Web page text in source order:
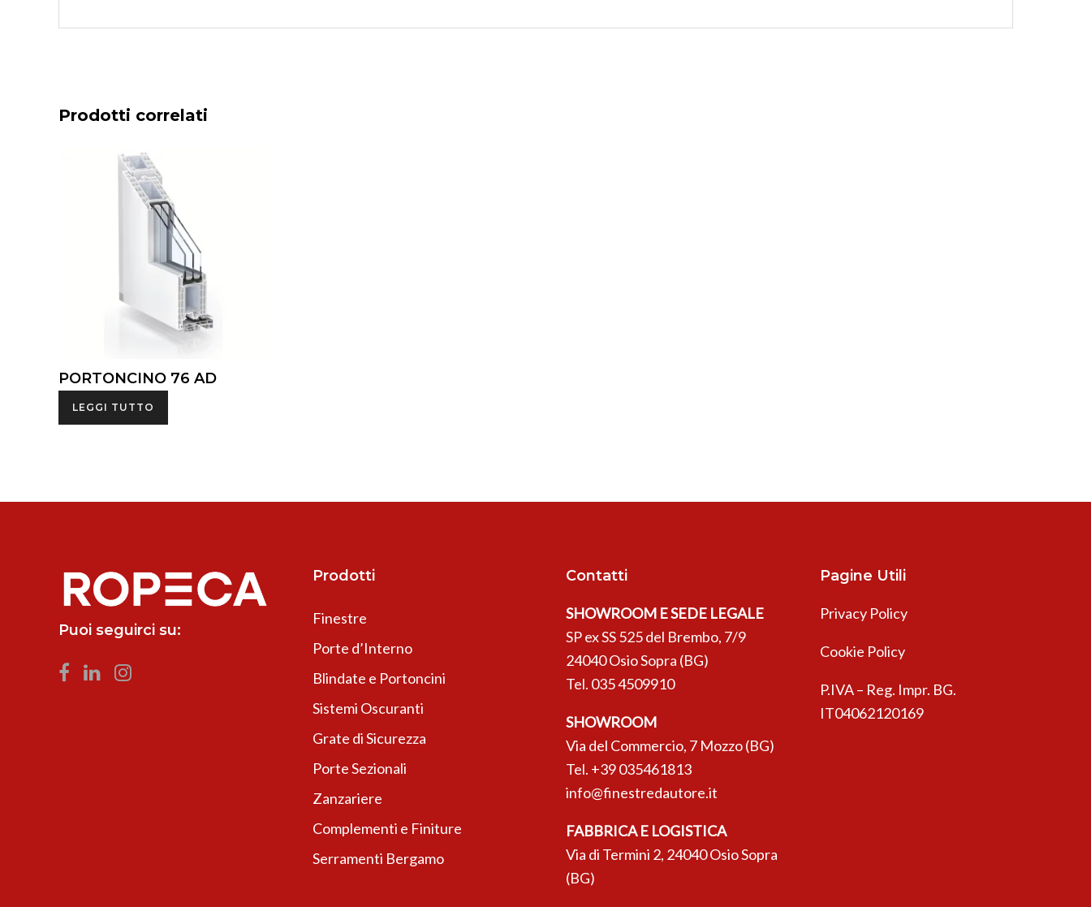
Prodotti correlati
PORTONCINO 76 AD
LEGGI TUTTO
Puoi seguirci su:
Prodotti
Finestre
Porte d’Interno
Blindate e Portoncini
Sistemi Oscuranti
Grate di Sicurezza
Porte Sezionali
Zanzariere
Complementi e Finiture
Serramenti Bergamo
Contatti
SHOWROOM E SEDE LEGALE
SP ex SS 525 del Brembo, 7/9
24040 Osio Sopra (BG)
Tel. 035 4509910
SHOWROOM
Via del Commercio, 7 Mozzo (BG)
Tel. +39 035461813
info@finestredautore.it
FABBRICA E LOGISTICA
Via di Termini 2, 24040 Osio Sopra
(BG)
Pagine Utili
Privacy Policy
Cookie Policy
P.IVA – Reg. Impr. BG.
IT04062120169